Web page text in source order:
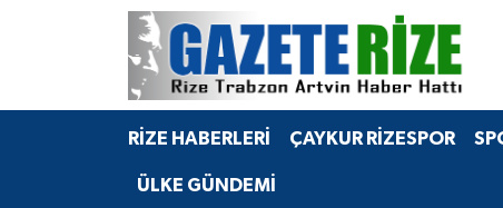
RİZE HABERLERİ ÇAYKUR RİZESPOR
ÜLKE GÜNDEMİ
BÖLGEMİZ
Merkez Nöbetçi Eczaneler
Merkez Hava Durumu
Merkez Trafik Yoğunluk Haritası